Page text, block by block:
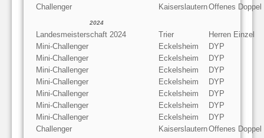
Challenger
KaiserslauternOffenes Doppel
2024
Landesmeisterschaft 2024 Trier
Herren Einzel
Mini-Challenger
Eckelsheim
DYP
Mini-Challenger
Eckelsheim
DYP
Mini-Challenger
Eckelsheim
DYP
Mini-Challenger
Eckelsheim
DYP
Mini-Challenger
Eckelsheim
DYP
Mini-Challenger
Eckelsheim
DYP
Mini-Challenger
Eckelsheim
DYP
Challenger
KaiserslauternOffenes Doppel